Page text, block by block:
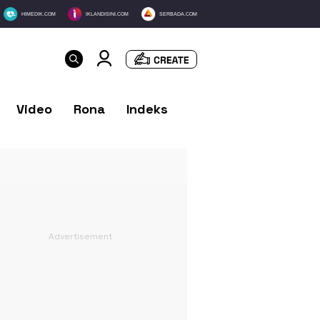
HIMEDIK.COM IKLANDISINI.COM SERBADA.COM
Video Rona Indeks